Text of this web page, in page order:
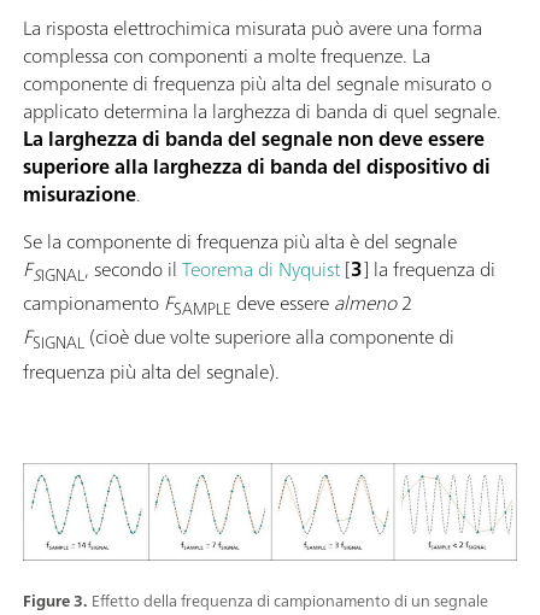
La risposta elettrochimica misurata può avere una forma
complessa con componenti a molte frequenze. La
componente di frequenza più alta del segnale misurato o
applicato determina la larghezza di banda di quel segnale.
La larghezza di banda del segnale non deve essere
superiore alla larghezza di banda del dispositivo di
misurazione.
Se la componente di frequenza più alta è del segnale
FSIGNAL, secondo ilTeorema di Nyquist[3] la frequenza di
campionamentoFSAMPLE deve esserealmeno2
FSIGNAL (cioè due volte superiore alla componente di
frequenza più alta del segnale).
Figure 3. Effetto della frequenza di campionamento di un segnale